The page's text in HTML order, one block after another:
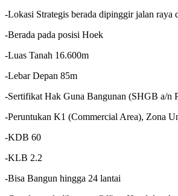
-Lokasi Strategis berada dipinggir jalan raya
-Berada pada posisi Hoek
-Luas Tanah 16.600m
-Lebar Depan 85m
-Sertifikat Hak Guna Bangunan (SHGB a/n
-Peruntukan K1 (Commercial Area), Zona
-KDB 60
-KLB 2.2
-Bisa Bangun hingga 24 lantai